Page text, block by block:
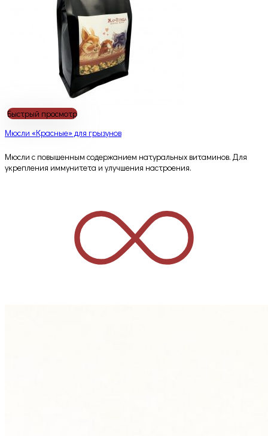
Быстрый просмотр
Мюсли «Красные» для грызунов
Мюсли с повышенным содержанием натуральных витаминов. Для
укрепления иммунитета и улучшения настроения.